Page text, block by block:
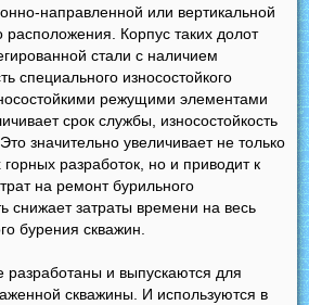
направленной или вертикальной
Корпус таких долот
стали с наличием
специального износостойкого
режущими элементами
срок службы, износостойкость
значительно увеличивает не только
разработок, но и приводит к
на ремонт бурильного
снижает затраты времени на весь
бурения скважин.
разработаны и выпускаются для
скважины. И используются в